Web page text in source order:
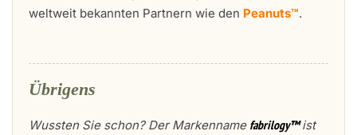
weltweit bekannten Partnern wie den Peanuts™.
Übrigens
Wussten Sie schon? Der Markenname fabrilogy™ist